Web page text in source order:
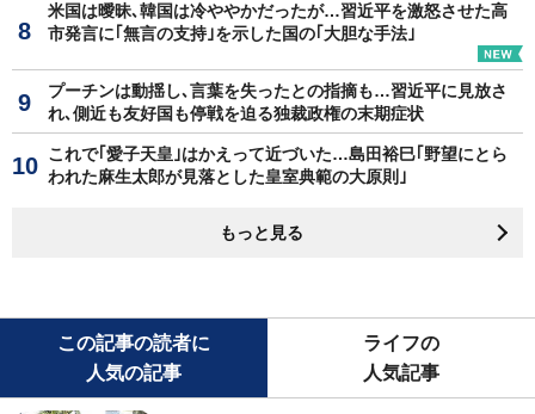
米国は曖昧､韓国は冷ややかだったが…習近平を激怒させた高
市発言に｢無言の支持｣を示した国の｢大胆な手法｣
プーチンは動揺し､言葉を失ったとの指摘も…習近平に見放さ
れ､側近も友好国も停戦を迫る独裁政権の末期症状
これで｢愛子天皇｣はかえって近づいた…島田裕巳｢野望にとら
われた麻生太郎が見落とした皇室典範の大原則｣
もっと見る
この記事の読者に
人気の記事
ライフの
人気記事